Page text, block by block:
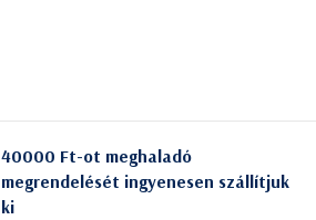
40000 Ft-ot meghaladó
megrendelését ingyenesen szállítjuk
ki